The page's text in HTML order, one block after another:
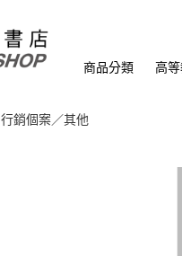
商品分類 高
行銷個案／其他